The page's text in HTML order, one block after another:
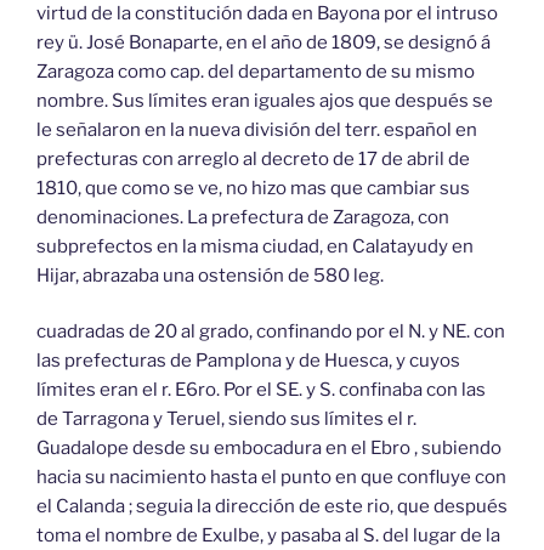
virtud de la constitución dada en Bayona por el intruso
rey ü. José Bonaparte, en el año de 1809, se designó á
Zaragoza como cap. del departamento de su mismo
nombre. Sus límites eran iguales ajos que después se
le señalaron en la nueva división del terr. español en
prefecturas con arreglo al decreto de 17 de abril de
1810, que como se ve, no hizo mas que cambiar sus
denominaciones. La prefectura de Zaragoza, con
subprefectos en la misma ciudad, en Calatayudy en
Hijar, abrazaba una ostensión de 580 leg.
cuadradas de 20 al grado, confinando por el N. y NE. con
las prefecturas de Pamplona y de Huesca, y cuyos
límites eran el r. E6ro. Por el SE. y S. confinaba con las
de Tarragona y Teruel, siendo sus límites el r.
Guadalope desde su embocadura en el Ebro , subiendo
hacia su nacimiento hasta el punto en que confluye con
el Calanda ; seguia la dirección de este rio, que después
toma el nombre de Exulbe, y pasaba al S. del lugar de la